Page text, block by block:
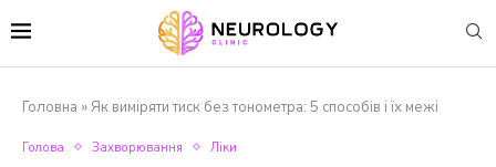
Головна »Як виміряти тиск без тонометра: 5 способів і їх межі
Голова Захворювання Ліки